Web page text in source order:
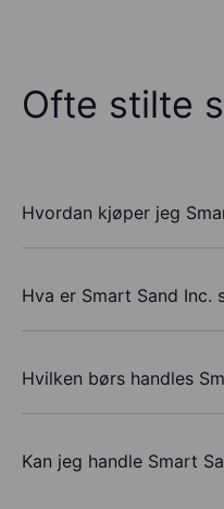
Ofte stilte
Hvordan kjøper jeg
Hva er Smart Sand Inc.
Hvilken børs handles
Kan jeg handle Smart